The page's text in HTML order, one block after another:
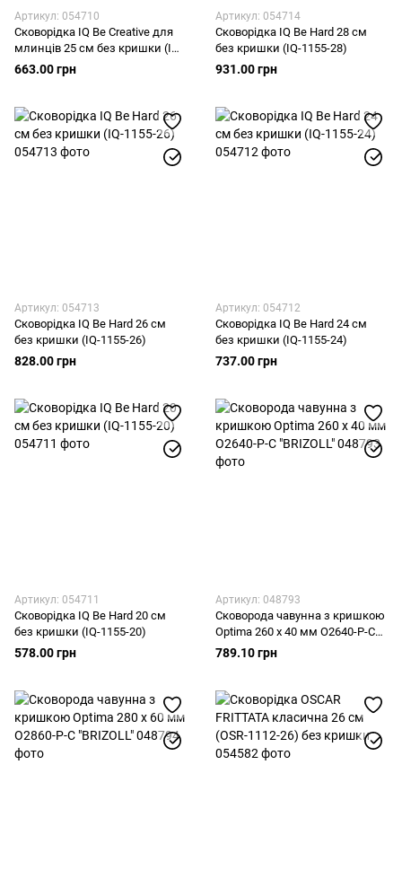
Артикул: 054710
Сковорідка IQ Be Creative для
млинців 25 см без кришки (IQ-
1147-25 p)
663.00 грн
Артикул: 054714
Сковорідка IQ Be Hard 28 см
без кришки (IQ-1155-28)
931.00 грн
Артикул: 054713
Сковорідка IQ Be Hard 26 см
без кришки (IQ-1155-26)
828.00 грн
Артикул: 054712
Сковорідка IQ Be Hard 24 см
без кришки (IQ-1155-24)
737.00 грн
Артикул: 054711
Сковорідка IQ Be Hard 20 см
без кришки (IQ-1155-20)
578.00 грн
Артикул: 048793
Сковорода чавунна з кришкою
Optima 260 х 40 мм O2640-P-C
"BRIZOLL"
789.10 грн